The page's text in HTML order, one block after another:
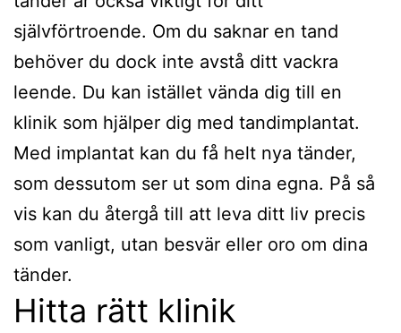
självförtroende. Om du saknar en tand
behöver du dock inte avstå ditt vackra
leende. Du kan istället vända dig till en
klinik som hjälper dig med tandimplantat.
Med implantat kan du få helt nya tänder,
som dessutom ser ut som dina egna. På så
vis kan du återgå till att leva ditt liv precis
som vanligt, utan besvär eller oro om dina
tänder.
Hitta rätt klinik